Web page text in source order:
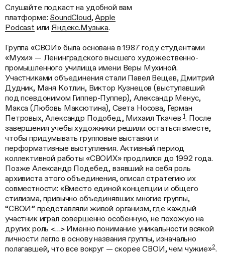
Слушайте подкаст на удобной вам
платформе:SoundCloud,Apple
Podcastили Яндекс.Музыка.
Группа «СВОИ» была основана в 1987 году студентами
«Мухи» — Ленинградского высшего художественно-
промышленного училища имени Веры Мухиной.
Участниками объединения стали Павел Вещев, Дмитрий
Дудник, Маня Котлин, Виктор Кузнецов (выступавший
под псевдонимом Гиппер-Пуппер), Александр Менус,
Макса (Любовь Максютина), Света Носова, Герман
Петровых, Александр Подобед, Михаил Ткачев1. После
завершения учебы художники решили остаться вместе,
чтобы придумывать групповые выставки и
перформативные выступления. Активный период
коллективной работы «СВОИХ» продлился до 1992 года.
Позже Александр Подебед, взявший на себя роль
архивиста этого объединения, описал стратегию их
совместности: «Вместо единой концепции и общего
стилизма, привычно объединявших многие группы,
“СВОИ” представляли живой организм, где каждый
участник играл совершенно особенную, не похожую на
других роль <…> Именно понимание уникальности всякой
личности легло в основу названия группы, изначально
полагавшей, что все вокруг — скорее СВОИ, чем чужие»2.